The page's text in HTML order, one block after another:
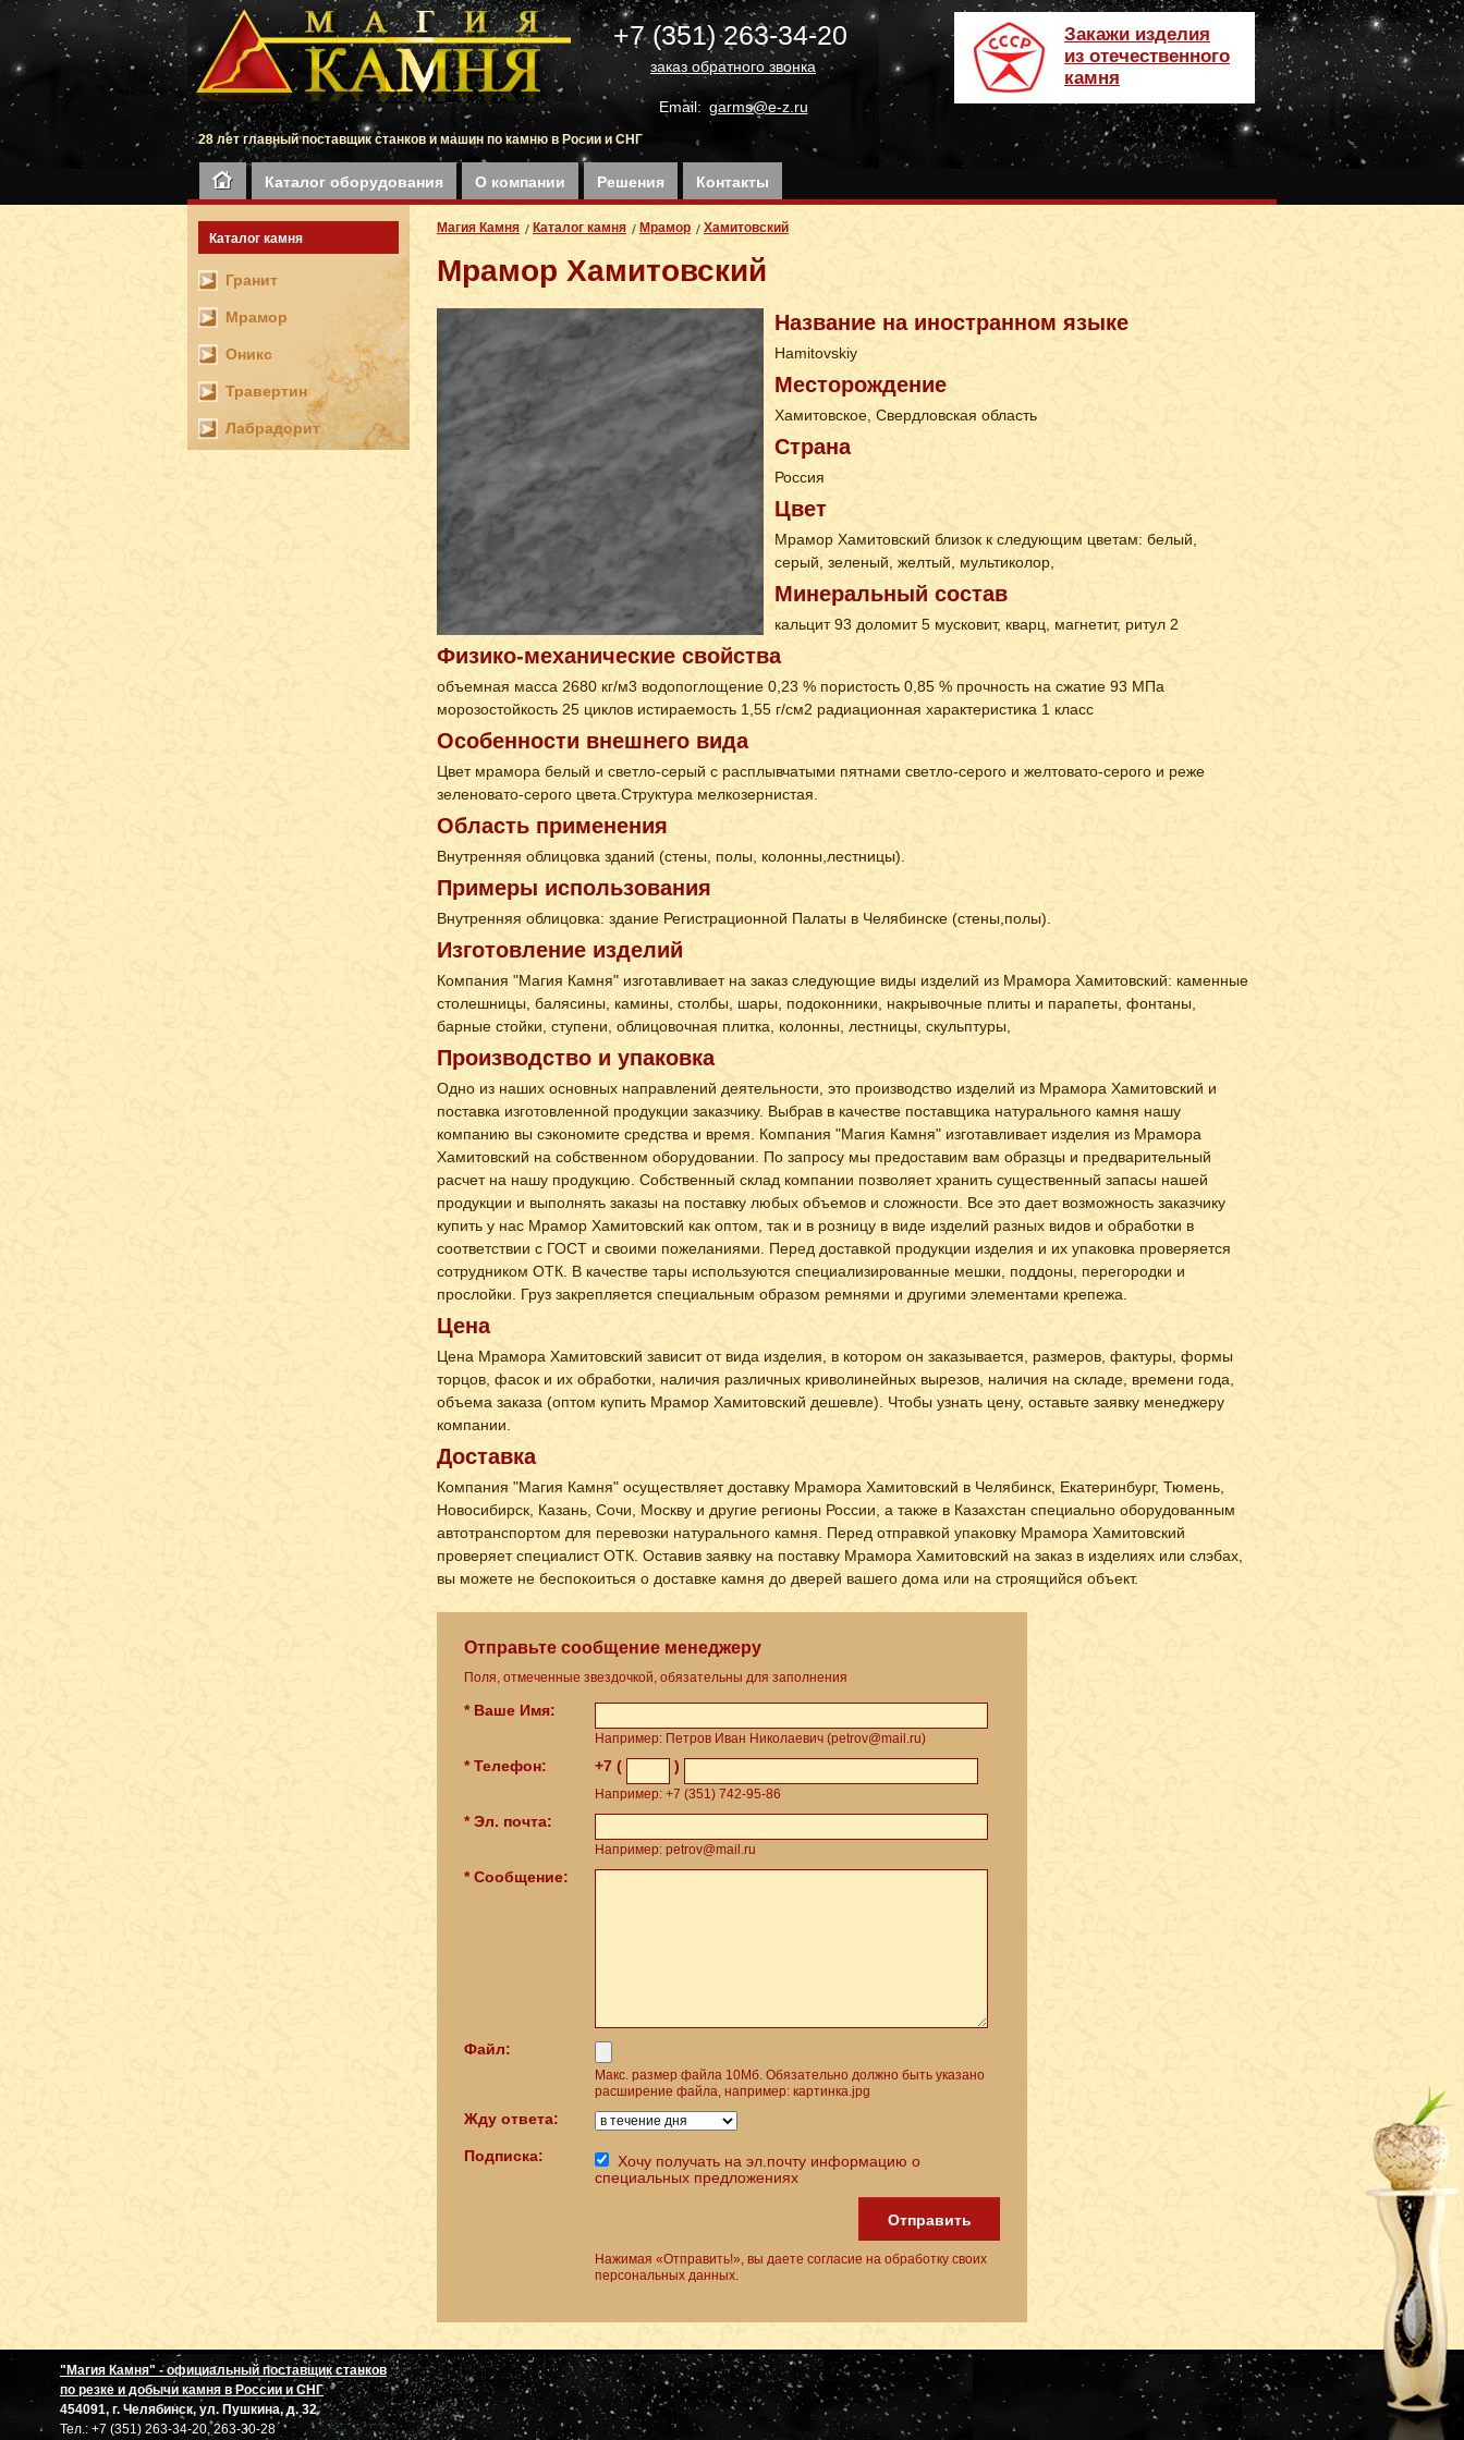
+7 (351) 263-34-20
заказ обратного звонка
Email: garms@e-z.ru
Закажи изделия
из отечественного
камня
28 лет главный поставщик станков и машин по камню в Росии и СНГ
Каталог оборудования О компании Решения Контакты
Каталог камня
Гранит
Мрамор
Оникс
Травертин
Лабрадорит
Магия Камня Каталог камня Мрамор Хамитовский
Мрамор Хамитовский
Название на иностранном языке
Hamitovskiy
Месторождение
Хамитовское, Свердловская область
Страна
Россия
Цвет
Мрамор Хамитовский близок к следующим цветам: белый,
серый, зеленый, желтый, мультиколор,
Минеральный состав
кальцит 93 доломит 5 мусковит, кварц, магнетит, ритул 2
Физико-механические свойства
объемная масса 2680 кг/м3 водопоглощение 0,23 % пористость 0,85 % прочность на сжатие 93 МПа
морозостойкость 25 циклов истираемость 1,55 г/см2 радиационная характеристика 1 класс
Особенности внешнего вида
Цвет мрамора белый и светло-серый с расплывчатыми пятнами светло-серого и желтовато-серого и реже
зеленовато-серого цвета.Структура мелкозернистая.
Область применения
Внутренняя облицовка зданий (стены, полы, колонны,лестницы).
Примеры использования
Внутренняя облицовка: здание Регистрационной Палаты в Челябинске (стены,полы).
Изготовление изделий
Компания "Магия Камня" изготавливает на заказ следующие виды изделий из Мрамора Хамитовский: каменные
столешницы, балясины, камины, столбы, шары, подоконники, накрывочные плиты и парапеты, фонтаны,
барные стойки, ступени, облицовочная плитка, колонны, лестницы, скульптуры,
Производство и упаковка
Одно из наших основных направлений деятельности, это производство изделий из Мрамора Хамитовский и
поставка изготовленной продукции заказчику. Выбрав в качестве поставщика натурального камня нашу
компанию вы сэкономите средства и время. Компания "Магия Камня" изготавливает изделия из Мрамора
Хамитовский на собственном оборудовании. По запросу мы предоставим вам образцы и предварительный
расчет на нашу продукцию. Собственный склад компании позволяет хранить существенный запасы нашей
продукции и выполнять заказы на поставку любых объемов и сложности. Все это дает возможность заказчику
купить у нас Мрамор Хамитовский как оптом, так и в розницу в виде изделий разных видов и обработки в
соответствии с ГОСТ и своими пожеланиями. Перед доставкой продукции изделия и их упаковка проверяется
сотрудником ОТК. В качестве тары используются специализированные мешки, поддоны, перегородки и
прослойки. Груз закрепляется специальным образом ремнями и другими элементами крепежа.
Цена
Цена Мрамора Хамитовский зависит от вида изделия, в котором он заказывается, размеров, фактуры, формы
торцов, фасок и их обработки, наличия различных криволинейных вырезов, наличия на складе, времени года,
объема заказа (оптом купить Мрамор Хамитовский дешевле). Чтобы узнать цену, оставьте заявку менеджеру
компании.
Доставка
Компания "Магия Камня" осуществляет доставку Мрамора Хамитовский в Челябинск, Екатеринбург, Тюмень,
Новосибирск, Казань, Сочи, Москву и другие регионы России, а также в Казахстан специально оборудованным
автотранспортом для перевозки натурального камня. Перед отправкой упаковку Мрамора Хамитовский
проверяет специалист ОТК. Оставив заявку на поставку Мрамора Хамитовский на заказ в изделиях или слэбах,
вы можете не беспокоиться о доставке камня до дверей вашего дома или на строящийся объект.
Отправьте сообщение менеджеру
Поля, отмеченные звездочкой, обязательны для заполнения
* Ваше Имя:
Например: Петров Иван Николаевич (petrov@mail.ru)
* Телефон: +7 ( )
Например: +7 (351) 742-95-86
* Эл. почта:
Например: petrov@mail.ru
* Сообщение:
Файл:
Макс. размер файла 10Мб. Обязательно должно быть указано
расширение файла, например: картинка.jpg
Жду ответа:
Подписка:
Хочу получать на эл.почту информацию о
специальных предложениях
Отправить
Нажимая «Отправить!», вы даете согласие на обработку своих
персональных данных.
"Магия Камня" - официальный поставщик станков
по резке и добычи камня в России и СНГ
454091, г. Челябинск, ул. Пушкина, д. 32
Тел.: +7 (351) 263-34-20, 263-30-28